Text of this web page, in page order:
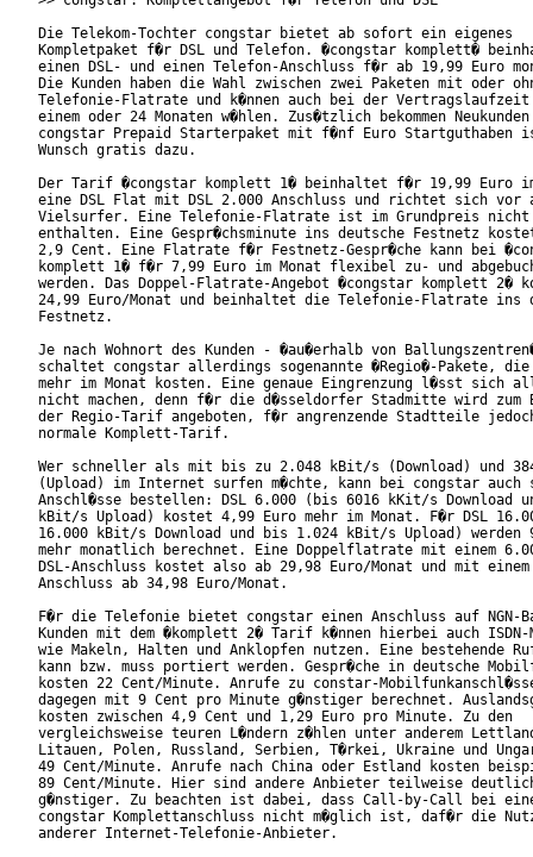
Die Telekom-Tochter congstar bietet ab sofort ein eigenes
Kompletpaket f�r DSL und Telefon. �congstar komplett�
einen DSL- und einen Telefon-Anschluss f�r ab 19,99 Euro
Die Kunden haben die Wahl zwischen zwei Paketen mit oder
Telefonie-Flatrate und k�nnen auch bei der Vertragslaufzeit
einem oder 24 Monaten w�hlen. Zus�tzlich bekommen
congstar Prepaid Starterpaket mit f�nf Euro Startguthaben
Wunsch gratis dazu.
Der Tarif �congstar komplett 1� beinhaltet f�r 19,99 Euro
eine DSL Flat mit DSL 2.000 Anschluss und richtet sich vor
Vielsurfer. Eine Telefonie-Flatrate ist im Grundpreis nicht
enthalten. Eine Gespr�chsminute ins deutsche Festnetz
2,9 Cent. Eine Flatrate f�r Festnetz-Gespr�che kann bei
komplett 1� f�r 7,99 Euro im Monat flexibel zu- und
werden. Das Doppel-Flatrate-Angebot �congstar komplett 2�
24,99 Euro/Monat und beinhaltet die Telefonie-Flatrate ins
Festnetz.
Je nach Wohnort des Kunden - �au�erhalb von
schaltet congstar allerdings sogenannte �Regio�-Pakete,
mehr im Monat kosten. Eine genaue Eingrenzung l�sst sich
nicht machen, denn f�r die d�sseldorfer Stadmitte wird zum
der Regio-Tarif angeboten, f�r angrenzende Stadtteile
normale Komplett-Tarif.
Wer schneller als mit bis zu 2.048 kBit/s (Download) und
(Upload) im Internet surfen m�chte, kann bei congstar auch
Anschl�sse bestellen: DSL 6.000 (bis 6016 kKit/s Download
kBit/s Upload) kostet 4,99 Euro mehr im Monat. F�r DSL
16.000 kBit/s Download und bis 1.024 kBit/s Upload) werden
mehr monatlich berechnet. Eine Doppelflatrate mit einem
DSL-Anschluss kostet also ab 29,98 Euro/Monat und mit
Anschluss ab 34,98 Euro/Monat.
F�r die Telefonie bietet congstar einen Anschluss auf NGN-
Kunden mit dem �komplett 2� Tarif k�nnen hierbei auch ISDN-
wie Makeln, Halten und Anklopfen nutzen. Eine bestehende
kann bzw. muss portiert werden. Gespr�che in deutsche
kosten 22 Cent/Minute. Anrufe zu constar-
dagegen mit 9 Cent pro Minute g�nstiger berechnet.
kosten zwischen 4,9 Cent und 1,29 Euro pro Minute. Zu den
vergleichsweise teuren L�ndern z�hlen unter anderem
Litauen, Polen, Russland, Serbien, T�rkei, Ukraine und
49 Cent/Minute. Anrufe nach China oder Estland kosten
89 Cent/Minute. Hier sind andere Anbieter teilweise
g�nstiger. Zu beachten ist dabei, dass Call-by-Call bei
congstar Komplettanschluss nicht m�glich ist, daf�r die
anderer Internet-Telefonie-Anbieter.